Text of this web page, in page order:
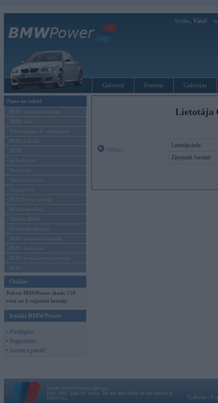
Sveiks, Viesi!
Galvenā Forums Galerijas
Ziņas un raksti
BMW modeļu jaunumi
BMW testi
Tehnoloģijas & sasniegumi
BMW Latvijā
MINI
Rolls-Royce
Pasākumi
Vadāmības tests
Autosports
BMWPower aktuāli
Reklāmas raksti
Mēneša BMW
Sērijveida tūnings
BMW pasaules jaunumi
BMW koncepti
BMW konkurentu jaunumi
Moto
Online
Pašreiz BMWPower skatās 119
viesi un 6 reģistrēti lietotāji.
Ienākt BMWPower
• Pieslēgties
• Reģistrēties
• Aizmirsi paroli?
Lietotāja
Lietotājvārds:
Ziņojumi forumā:
Vortāls BMWPower.lv darbojas
kopš 2002. gada 14. maija. Tas nav auto klubs un nav saistīts ar
BMW AG.
Galvena